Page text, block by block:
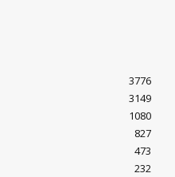
3776
3149
1080
827
473
232